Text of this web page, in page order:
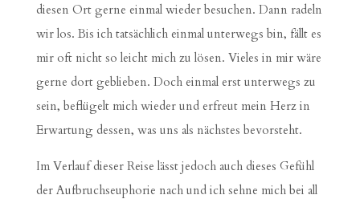
diesen Ort gerne einmal wieder besuchen. Dann radeln
wir los. Bis ich tatsächlich einmal unterwegs bin, fällt es
mir oft nicht so leicht mich zu lösen. Vieles in mir wäre
gerne dort geblieben. Doch einmal erst unterwegs zu
sein, beflügelt mich wieder und erfreut mein Herz in
Erwartung dessen, was uns als nächstes bevorsteht.
Im Verlauf dieser Reise lässt jedoch auch dieses Gefühl
der Aufbruchseuphorie nach und ich sehne mich bei all